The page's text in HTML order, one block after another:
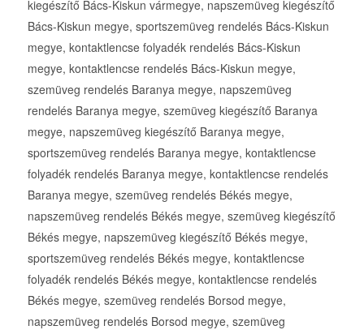
kiegészítő Bács-Kiskun vármegye, napszemüveg kiegészítő
Bács-Kiskun megye, sportszemüveg rendelés Bács-Kiskun
megye, kontaktlencse folyadék rendelés Bács-Kiskun
megye, kontaktlencse rendelés Bács-Kiskun megye,
szemüveg rendelés Baranya megye, napszemüveg
rendelés Baranya megye, szemüveg kiegészítő Baranya
megye, napszemüveg kiegészítő Baranya megye,
sportszemüveg rendelés Baranya megye, kontaktlencse
folyadék rendelés Baranya megye, kontaktlencse rendelés
Baranya megye, szemüveg rendelés Békés megye,
napszemüveg rendelés Békés megye, szemüveg kiegészítő
Békés megye, napszemüveg kiegészítő Békés megye,
sportszemüveg rendelés Békés megye, kontaktlencse
folyadék rendelés Békés megye, kontaktlencse rendelés
Békés megye, szemüveg rendelés Borsod megye,
napszemüveg rendelés Borsod megye, szemüveg